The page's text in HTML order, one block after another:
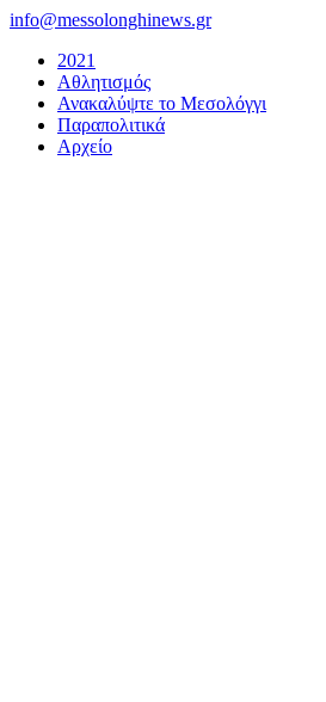
Μετάβαση
περιεχόμενο
info@messolonghinews.gr
2021
Αθλητισμός
Ανακαλύψτε το Μεσολόγγι
Παραπολιτικά
Αρχείο